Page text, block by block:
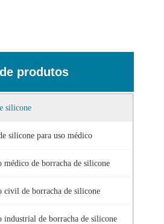
produtos
silicone
silicone para uso médico
médico de borracha de silicone
civil de borracha de silicone
industrial de borracha de silicone